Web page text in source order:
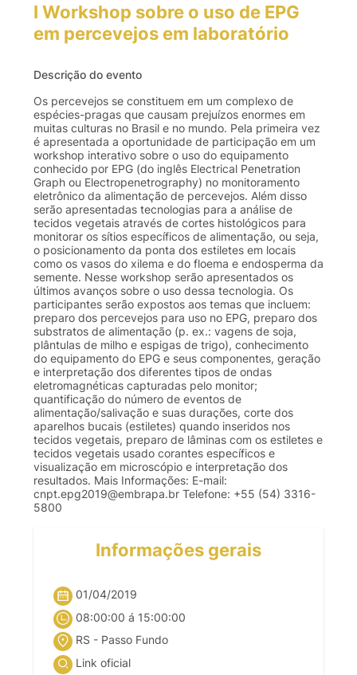
I Workshop sobre o uso de EPG
em percevejos em laboratório
Descrição do evento
Os percevejos se constituem em um complexo de
espécies-pragas que causam prejuízos enormes em
muitas culturas no Brasil e no mundo. Pela primeira vez
é apresentada a oportunidade de participação em um
workshop interativo sobre o uso do equipamento
conhecido por EPG (do inglês Electrical Penetration
Graph ou Electropenetrography) no monitoramento
eletrônico da alimentação de percevejos. Além disso
serão apresentadas tecnologias para a análise de
tecidos vegetais através de cortes histológicos para
monitorar os sítios específicos de alimentação, ou seja,
o posicionamento da ponta dos estiletes em locais
como os vasos do xilema e do floema e endosperma da
semente. Nesse workshop serão apresentados os
últimos avanços sobre o uso dessa tecnologia. Os
participantes serão expostos aos temas que incluem:
preparo dos percevejos para uso no EPG, preparo dos
substratos de alimentação (p. ex.: vagens de soja,
plântulas de milho e espigas de trigo), conhecimento
do equipamento do EPG e seus componentes, geração
e interpretação dos diferentes tipos de ondas
eletromagnéticas capturadas pelo monitor;
quantificação do número de eventos de
alimentação/salivação e suas durações, corte dos
aparelhos bucais (estiletes) quando inseridos nos
tecidos vegetais, preparo de lâminas com os estiletes e
tecidos vegetais usado corantes específicos e
visualização em microscópio e interpretação dos
resultados. Mais Informações: E-mail:
cnpt.epg2019@embrapa.br Telefone: +55 (54) 3316-
5800
Informações gerais
01/04/2019
08:00:00 á 15:00:00
RS - Passo Fundo
Link oficial